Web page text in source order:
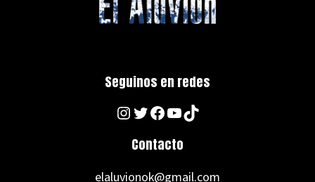
Seguinos en redes
Instagram
Twitter
Facebook
YouTube
TikTok
Contacto
elaluvionok@gmail.com